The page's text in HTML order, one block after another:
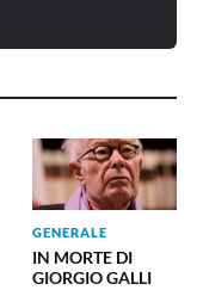
GENERALE
IN MORTE DI
GIORGIO GALLI